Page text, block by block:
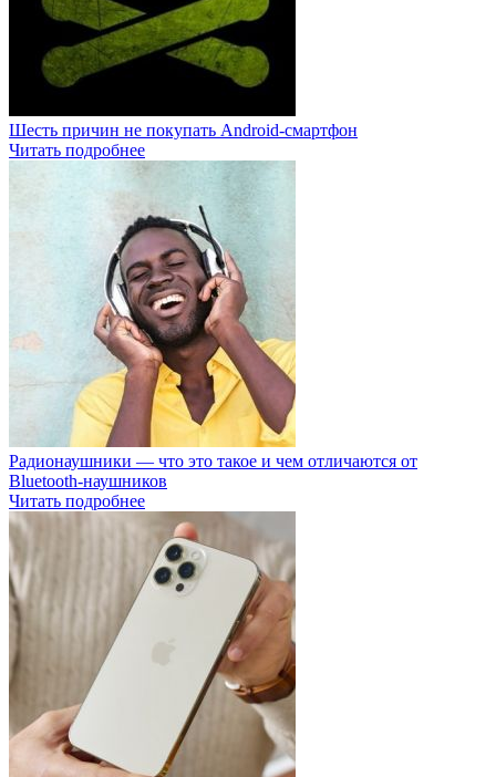
Шесть причин не покупать Android-смартфон
Читать подробнее
Радионаушники — что это такое и чем отличаются от
Bluetooth-наушников
Читать подробнее